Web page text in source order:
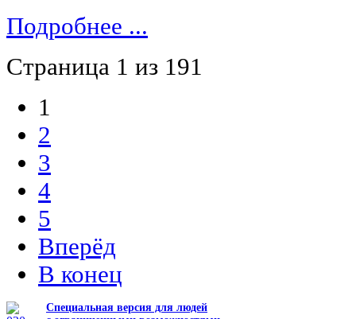
Подробнее ...
Страница 1 из 191
1
2
3
4
5
Вперёд
В конец
Специальная версия для людей